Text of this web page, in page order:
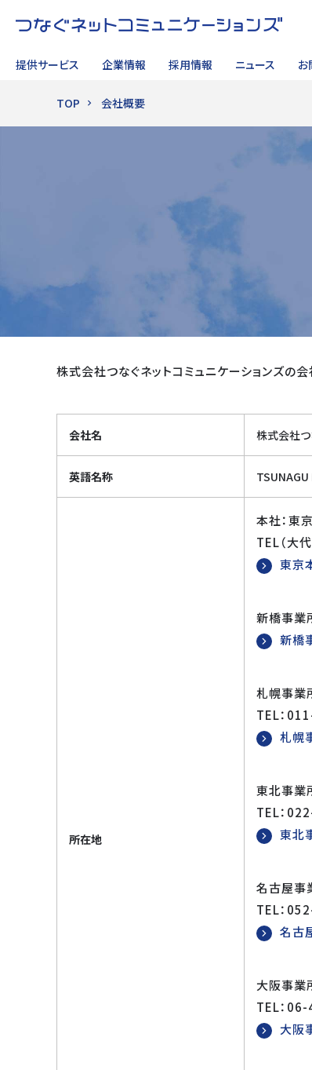
提供サービス 企業情報 採用情報 ニュース お
サイト内検索
TOP 会社概要
株式会社つなぐネットコミュニケーションズの
会社名 株式会社つ
英語名称
所在地
本社：東
TEL（大
東京
新橋事業
新橋
札幌事業
TEL：
札幌
東北事業
TEL：
東北
名古屋事
TEL：
名古
大阪事業
TEL：
大阪